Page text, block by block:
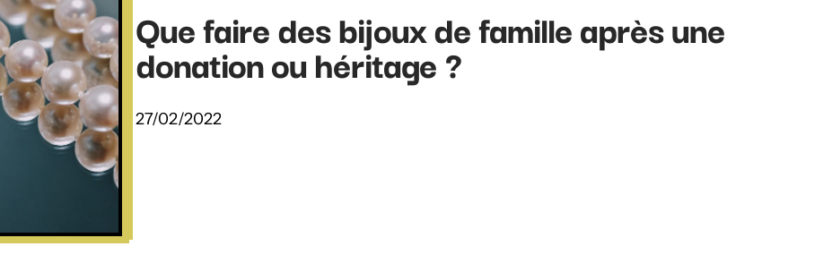
Que faire des bijoux de famille après une
donation ou héritage ?
27/02/2022